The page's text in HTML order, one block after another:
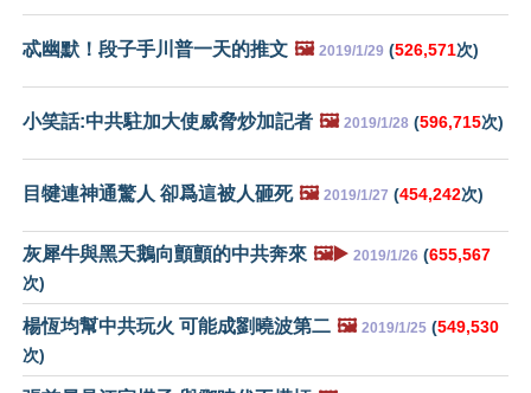
忒幽默！段子手川普一天的推文 🖼️ 2019/1/29 (526,571次)
小笑話:中共駐加大使威脅炒加記者 🖼️ 2019/1/28 (596,715次)
目犍連神通驚人 卻爲這被人砸死 🖼️ 2019/1/27 (454,242次)
灰犀牛與黑天鵝向顫顫的中共奔來 🖼️▶️ 2019/1/26 (655,567
次)
楊恆均幫中共玩火 可能成劉曉波第二 🖼️ 2019/1/25 (549,530
次)